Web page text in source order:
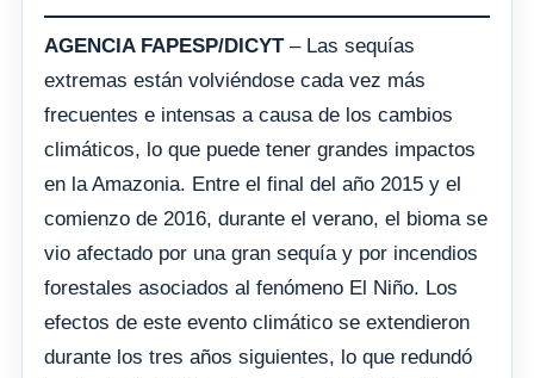
AGENCIA FAPESP/DICYT– Las sequías
extremas están volviéndose cada vez más
frecuentes e intensas a causa de los cambios
climáticos, lo que puede tener grandes impactos
en la Amazonia. Entre el final del año 2015 y el
comienzo de 2016, durante el verano, el bioma se
vio afectado por una gran sequía y por incendios
forestales asociados al fenómeno El Niño. Los
efectos de este evento climático se extendieron
durante los tres años siguientes, lo que redundó